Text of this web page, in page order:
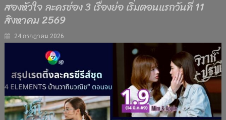
สองหัวใจ ละครช่อง 3 เรื่องย่อ เริ่มตอนแรกวันที่ 11
สิงหาคม 2569
24 กรกฎาคม 2026